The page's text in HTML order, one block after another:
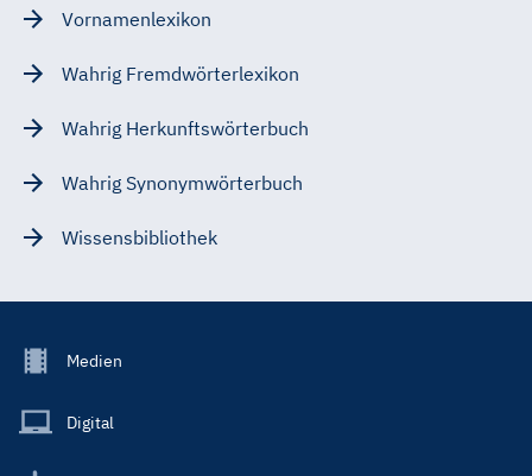
Vornamenlexikon
Wahrig Fremdwörterlexikon
Wahrig Herkunftswörterbuch
Wahrig Synonymwörterbuch
Wissensbibliothek
Footer
Main
Medien
Digital